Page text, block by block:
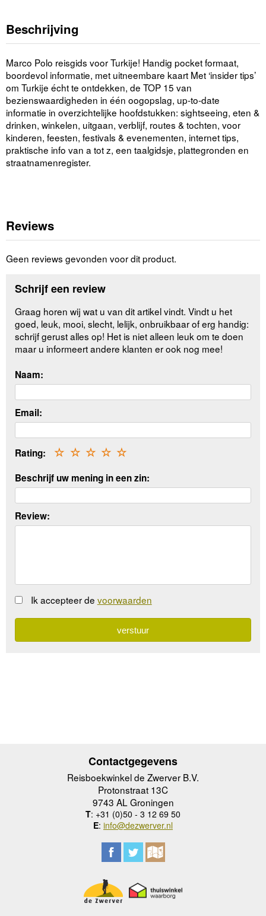
Beschrijving
Marco Polo reisgids voor Turkije! Handig pocket formaat,
boordevol informatie, met uitneembare kaart Met ‘insider tips’
om Turkije écht te ontdekken, de TOP 15 van
bezienswaardigheden in één oogopslag, up-to-date
informatie in overzichtelijke hoofdstukken: sightseeing, eten &
drinken, winkelen, uitgaan, verblijf, routes & tochten, voor
kinderen, feesten, festivals & evenementen, internet tips,
praktische info van a tot z, een taalgidsje, plattegronden en
straatnamenregister.
Reviews
Geen reviews gevonden voor dit product.
Schrijf een review
Graag horen wij wat u van dit artikel vindt. Vindt u het
goed, leuk, mooi, slecht, lelijk, onbruikbaar of erg handig:
schrijf gerust alles op! Het is niet alleen leuk om te doen
maar u informeert andere klanten er ook nog mee!
Naam:
Email:
Rating: ☆
☆
☆
☆
☆
Beschrijf uw mening in een zin:
Review:
Ik accepteer de voorwaarden
Contactgegevens
Reisboekwinkel de Zwerver B.V.
Protonstraat 13C
9743 AL Groningen
T: +31 (0)50 - 3 12 69 50
E: info@dezwerver.nl